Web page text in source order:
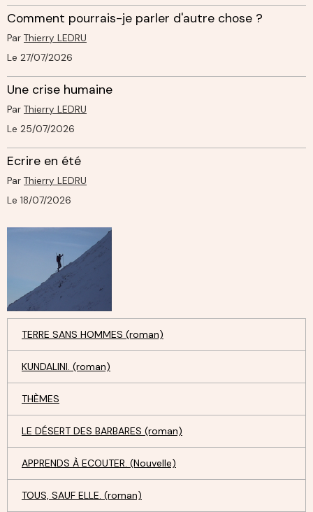
Comment pourrais-je parler d'autre chose ?
Par Thierry LEDRU
Le 27/07/2026
Une crise humaine
Par Thierry LEDRU
Le 25/07/2026
Ecrire en été
Par Thierry LEDRU
Le 18/07/2026
TERRE SANS HOMMES (roman)
KUNDALINI. (roman)
THÈMES
LE DÉSERT DES BARBARES (roman)
APPRENDS À ECOUTER. (Nouvelle)
TOUS, SAUF ELLE. (roman)